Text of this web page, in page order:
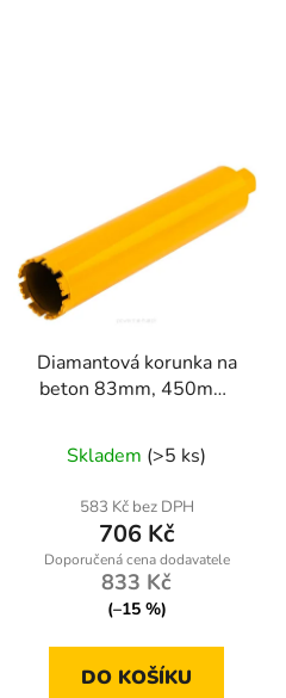
Diamantová korunka na
beton 83mm, 450mm,
Skladem (>5 ks)
583 Kč bez DPH
706 Kč
833 Kč
(–15 %)
DO KOŠÍKU